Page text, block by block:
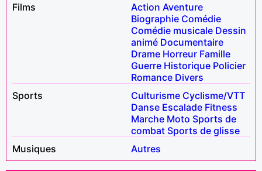
Films
Action Aventure
Biographie Comédie
Comédie musicale Dessin
animé Documentaire
Drame Horreur Famille
Guerre Historique Policier
Romance Divers
Sports
Culturisme Cyclisme/VTT
Danse Escalade Fitness
Marche Moto Sports de
combat Sports de glisse
Musiques
Autres